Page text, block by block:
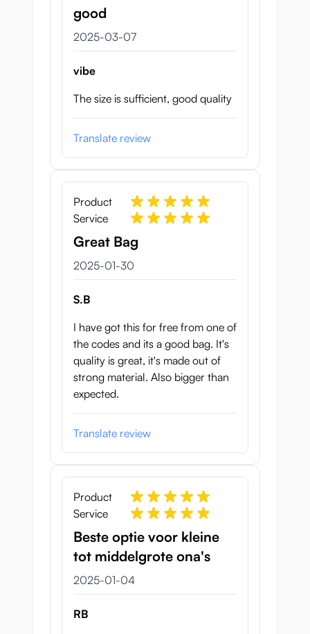
good
7 mars 2025
2025-03-07
vibe
The size is sufficient, good quality
Translate review
Product
Service
Great Bag
30 januari 2025
2025-01-30
S.B
I have got this for free from one of
the codes and its a good bag. It's
quality is great, it's made out of
strong material. Also bigger than
expected.
Translate review
Product
Service
Beste optie voor kleine
tot middelgrote ona's
4 januari 2025
2025-01-04
RB